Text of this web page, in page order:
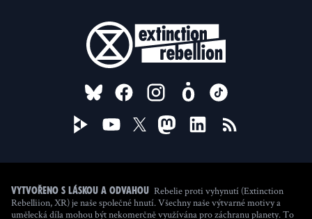
FOLLOW US ON
Vytvořeno s láskou a odvahou Rebelie proti vyhynutí (Extinction
Rebelliion, XR) je naše společné hnutí. Všechny naše výtvarné motivy a
umělecká díla mohou být nekomerčně využívána pro záchranu planety. To